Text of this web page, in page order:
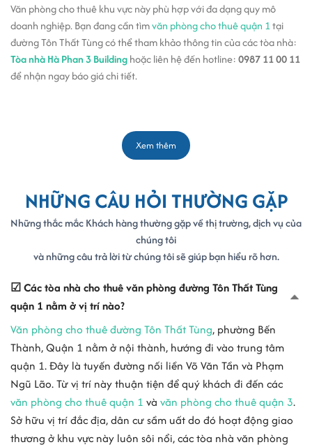
Văn phòng cho thuê khu vực này phù hợp với đa dạng quy mô
doanh nghiệp. Bạn đang cần tìmvăn phòng cho thuê quận 1tại
đường Tôn Thất Tùng có thể tham khảo thông tin của các tòa nhà:
Tòa nhà Hà Phan 3 Buildinghoặc liên hệ đến hotline:0987 11 00 11
để nhận ngay báo giá chi tiết.
Xem thêm
NHỮNG CÂU HỎI THƯỜNG GẶP
Những thắc mắc Khách hàng thường gặp về thị trường, dịch vụ của
chúng tôi
và những câu trả lời từ chúng tôi sẽ giúp bạn hiểu rõ hơn.
☑ Các tòa nhà cho thuê văn phòng đường Tôn Thất Tùng
quận 1 nằm ở vị trí nào?
Văn phòng cho thuê đường Tôn Thất Tùng, phường Bến
Thành, Quận 1 nằm ở nội thành, hướng đi vào trung tâm
quận 1. Đây là tuyến đường nối liền Võ Văn Tần và Phạm
Ngũ Lão. Từ vị trí này thuận tiện để quý khách đi đến các
văn phòng cho thuê quận 1 và văn phòng cho thuê quận 3.
Sở hữu vị trí đắc địa, dân cư sầm uất do đó hoạt động giao
thương ở khu vực này luôn sôi nổi, các tòa nhà văn phòng